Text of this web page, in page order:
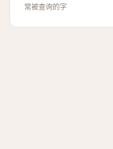
常被查询的字